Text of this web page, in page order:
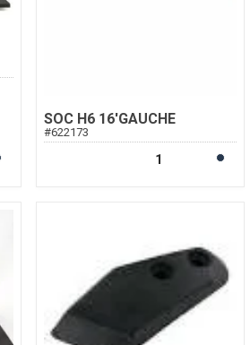
SOC H6 16'GAUCHE
#622173